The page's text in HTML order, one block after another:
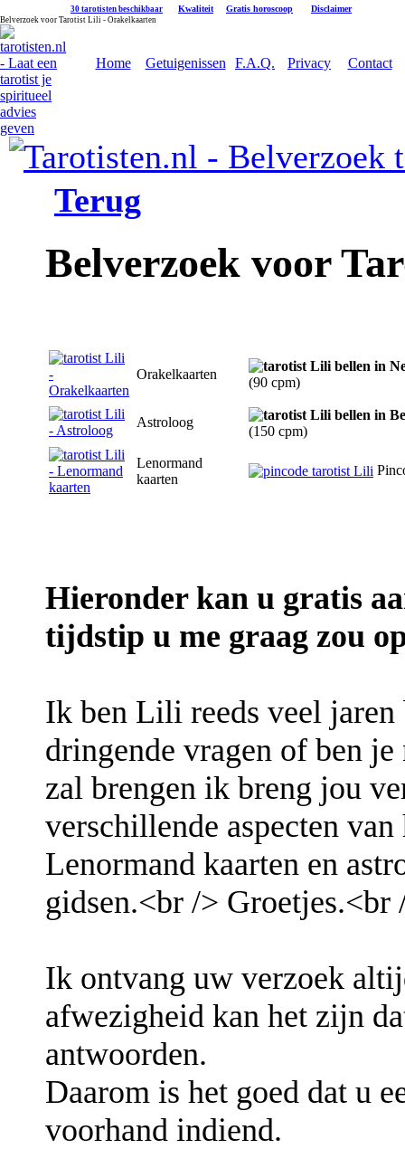
30 tarotisten beschikbaar Kwaliteit Gratis horoscoop Disclaimer
Belverzoek voor Tarotist Lili - Orakelkaarten
Home Getuigenissen F.A.Q. Privacy Contact
Terug
Belverzoek voor
Orakelkaarten
(90 cpm)
Astroloog
(150 cpm)
Lenormand
kaarten
Hieronder kan u gratis
tijdstip u me graag zou
Ik ben Lili reeds veel
dringende vragen of ben
zal brengen ik breng jou
verschillende aspecten
Lenormand kaarten en
gidsen.<br />
Ik ontvang uw verzoek
afwezigheid kan het zijn
antwoorden.
Daarom is het goed dat u
voorhand indiend.